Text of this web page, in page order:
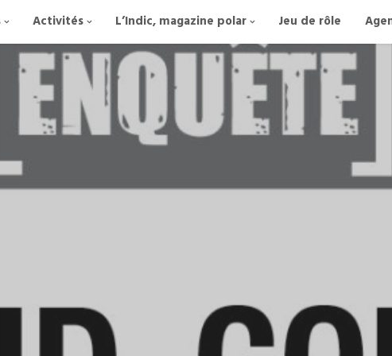
Activités L’Indic, magazine polar Jeu de rôle